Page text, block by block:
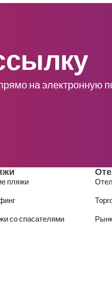
на электронную
пляжи
со спасателями